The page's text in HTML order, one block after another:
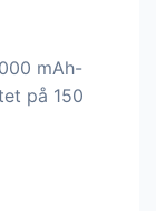
mAh-
på 150